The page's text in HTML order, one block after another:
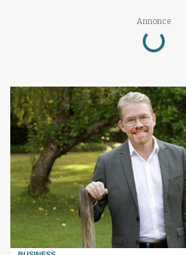
Annonce
Loading...